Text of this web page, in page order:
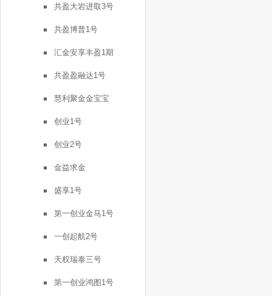
共盈大岩进取3号
共盈博普1号
汇金安享丰盈1期
共盈盈融达1号
慧利聚金金宝宝
创业1号
创业2号
金益求金
盛享1号
第一创业金马1号
一创起航2号
天权瑞泰三号
第一创业鸿图1号